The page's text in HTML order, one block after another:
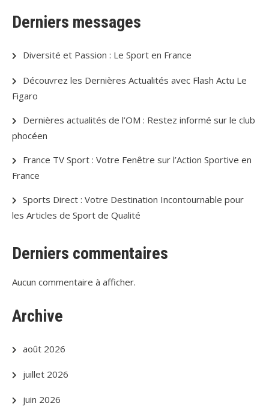
Derniers messages
Diversité et Passion : Le Sport en France
Découvrez les Dernières Actualités avec Flash Actu Le
Figaro
Dernières actualités de l’OM : Restez informé sur le club
phocéen
France TV Sport : Votre Fenêtre sur l’Action Sportive en
France
Sports Direct : Votre Destination Incontournable pour
les Articles de Sport de Qualité
Derniers commentaires
Aucun commentaire à afficher.
Archive
août 2026
juillet 2026
juin 2026